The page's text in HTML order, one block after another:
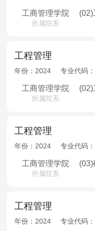
工商管理学院
所属院系
工程管理
年份： 2024 专业代码：
工商管理学院
所属院系
工程管理
年份： 2024 专业代码：
工商管理学院
所属院系
工程管理
年份： 2024 专业代码：